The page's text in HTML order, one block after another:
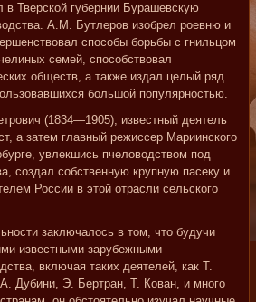
в Тверской губернии Бурашевскую
А.М. Бутлеров изобрел роевню и
способы борьбы с гнильцом
семей, способствовал
обществ, а также издал целый ряд
большой популярностью.
(1834—1905), известный деятель
а затем главный режиссер Мариинского
увлекшись пчеловодством под
создал собственную крупную пасеку и
России в этой отрасли сельского
заключалось в том, что будучи
известными зарубежными
включая таких деятелей, как Т.
Дубини, Э. Бертран, Т. Кован, и много